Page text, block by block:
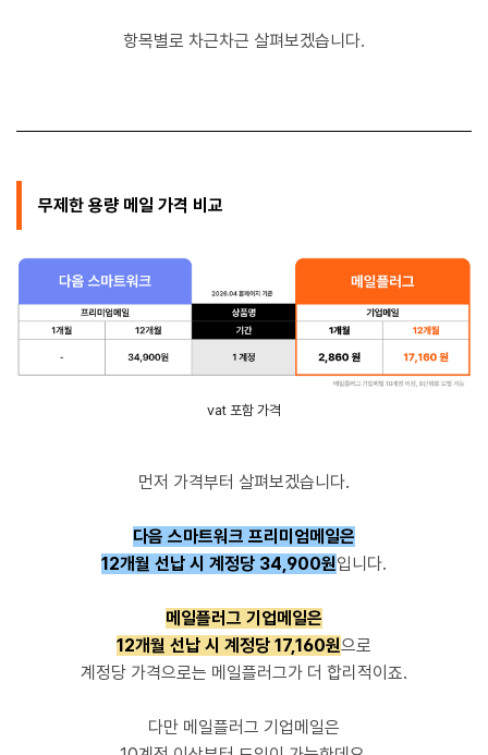
항목별로 차근차근 살펴보겠습니다.
무제한 용량 메일 가격 비교
vat 포함 가격
먼저 가격부터 살펴보겠습니다.
다음 스마트워크 프리미엄메일은
12개월 선납 시 계정당 34,900원입니다.
메일플러그 기업메일은
12개월 선납 시 계정당 17,160원으로
계정당 가격으로는 메일플러그가 더 합리적이죠.
다만 메일플러그 기업메일은